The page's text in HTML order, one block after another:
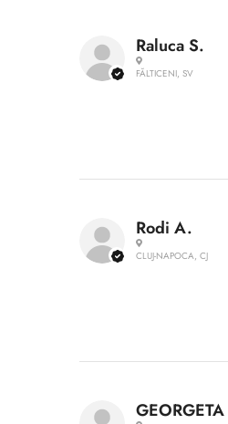
Raluca S.
FĂLTICENI, SV
Rodi A.
CLUJ-NAPOCA, CJ